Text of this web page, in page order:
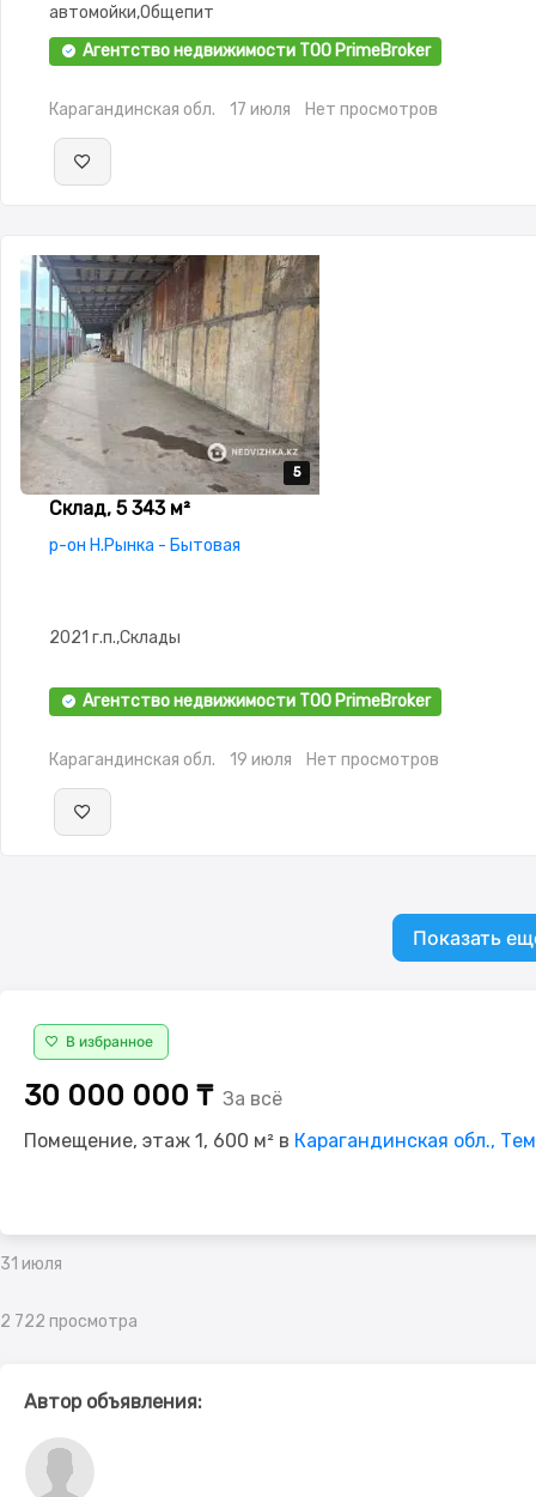
автомойки,Общепит
Агентство недвижимости ТОО PrimeBroker
Карагандинская обл. 17 июля Нет просмотров
5
5
5
5
5
Склад, 5 343 м²
р-он Н.Рынка - Бытовая
2021 г.п.,Склады
Агентство недвижимости ТОО PrimeBroker
Карагандинская обл. 19 июля Нет просмотров
Показать
В избранное
30 000 000 ₸ За всё
Помещение, этаж 1, 600 м² в Карагандинская обл.,
31 июля
2 722 просмотра
Автор объявления: